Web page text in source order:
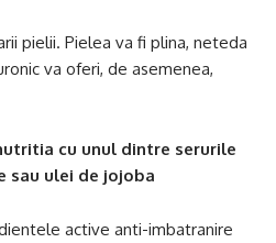
pielii. Pielea va fi plina, neteda
va oferi, de asemenea,
cu unul dintre serurile
sau ulei de jojoba
active anti-imbatranire